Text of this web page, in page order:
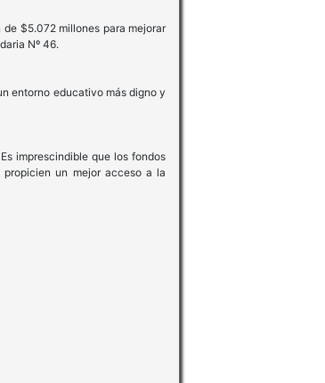
$5.072 millones para mejorar
Nº 46.
entorno educativo más digno y
imprescindible que los fondos
un mejor acceso a la